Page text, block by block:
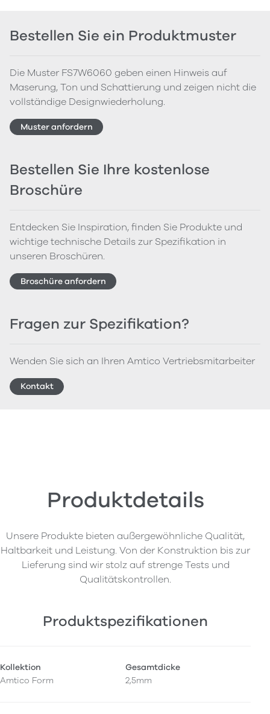
Bestellen Sie ein Produktmuster
Die Muster FS7W6060 geben einen Hinweis auf
Maserung, Ton und Schattierung und zeigen nicht die
vollständige Designwiederholung.
Muster anfordern
Bestellen Sie Ihre kostenlose
Broschüre
Entdecken Sie Inspiration, finden Sie Produkte und
wichtige technische Details zur Spezifikation in
unseren Broschüren.
Broschüre anfordern
Fragen zur Spezifikation?
Wenden Sie sich an Ihren Amtico Vertriebsmitarbeiter
Kontakt
Produktdetails
Unsere Produkte bieten außergewöhnliche Qualität,
Haltbarkeit und Leistung. Von der Konstruktion bis zur
Lieferung sind wir stolz auf strenge Tests und
Qualitätskontrollen.
Produktspezifikationen
Kollektion
Amtico Form
Gesamtdicke
2,5mm